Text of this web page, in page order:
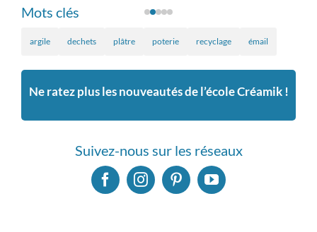
Mots clés
argile dechets plâtre poterie recyclage émail
Ne ratez plus les nouveautés de l’école Créamik !
Suivez-nous sur les réseaux